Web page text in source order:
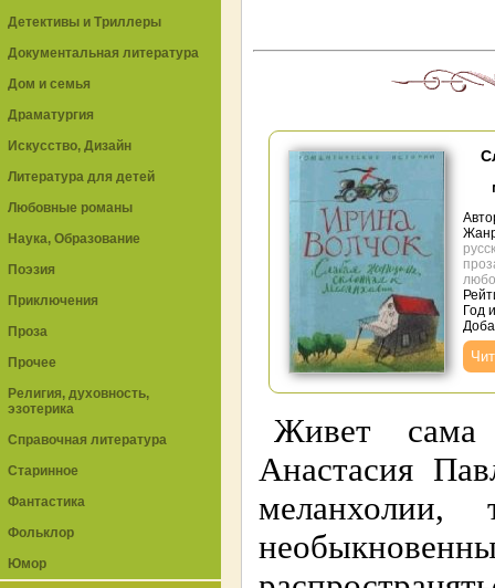
Год
Живет сама
Анастасия
Детективы и Триллеры
Документальная литература
Дом и семья
Драматургия
Искусство, Дизайн
Литература для детей
Любовные романы
Наука, Образование
Поэзия
Приключения
Проза
Прочее
Религия, духовность,
эзотерика
Справочная литература
Старинное
Фантастика
Фольклор
Юмор